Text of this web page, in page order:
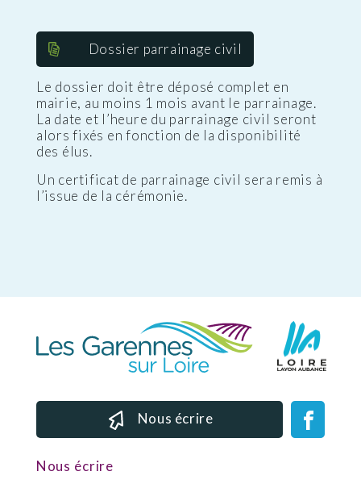
Dossier parrainage civil
Le dossier doit être déposé complet en
mairie, au moins 1 mois avant le parrainage.
La date et l’heure du parrainage civil seront
alors fixés en fonction de la disponibilité
des élus.
Un certificat de parrainage civil sera remis à
l’issue de la cérémonie.
Nous écrire
Nous écrire